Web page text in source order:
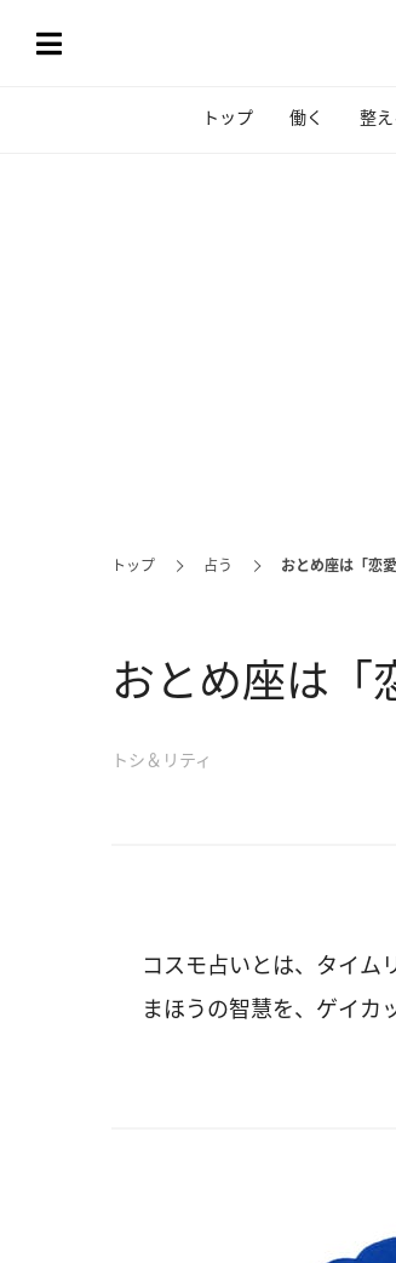
トップ 働く 整え
トップ 占う おとめ座は「恋
おとめ座は「
トシ＆リティ
コスモ占いとは、タイム
まほうの智慧を、ゲイカ